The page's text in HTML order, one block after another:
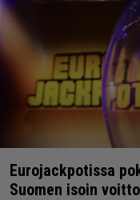
Eurojackpotissa
Suomen isoin